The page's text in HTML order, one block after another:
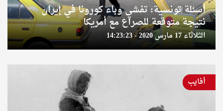
أسئلة تونسية: تفشي وباء كورونا في إيران
نتيجة متوقعة للصراع مع أمريكا
الثلاثاء 17 مارس 2020 - 14:23:23
أفايب